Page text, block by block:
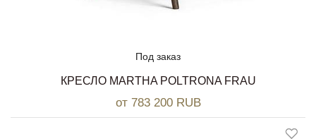
Под заказ
КРЕСЛО MARTHA POLTRONA FRAU
от 783 200 RUB